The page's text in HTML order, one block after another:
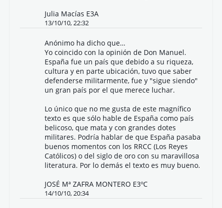
Julia Macías E3A
13/10/10, 22:32
Anónimo ha dicho que…
Yo coincido con la opinión de Don Manuel.
España fue un país que debido a su riqueza,
cultura y en parte ubicación, tuvo que saber
defenderse militarmente, fue y "sigue siendo"
un gran país por el que merece luchar.
Lo único que no me gusta de este magnífico
texto es que sólo hable de España como país
belicoso, que mata y con grandes dotes
militares. Podría hablar de que España pasaba
buenos momentos con los RRCC (Los Reyes
Católicos) o del siglo de oro con su maravillosa
literatura. Por lo demás el texto es muy bueno.
JOSÉ Mª ZAFRA MONTERO E3ºC
14/10/10, 20:34